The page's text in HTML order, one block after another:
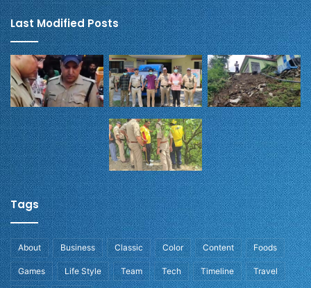
Last Modified Posts
Tags
About Business Classic Color Content Foods
Games Life Style Team Tech Timeline Travel